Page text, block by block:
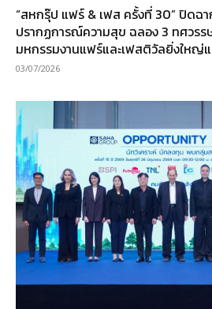
“สหกรุ๊ป แฟร์ & เฟส ครั้งที่ 30” ปิดฉา
ปรากฏการณ์ความสุข ฉลอง 3 ทศวรร
มหกรรมงานแฟร์และเฟสติวัลยิ่งใหญ่
03/07/2026